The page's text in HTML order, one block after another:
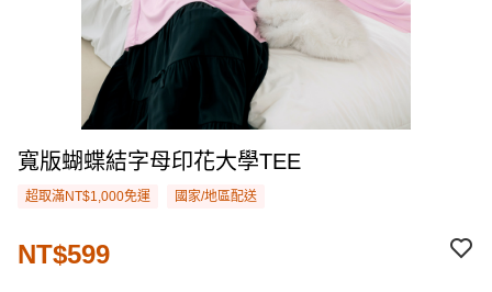
寬版蝴蝶結字母印花大學TEE
超取滿NT$1,000免運 國家/地區配送
NT$599